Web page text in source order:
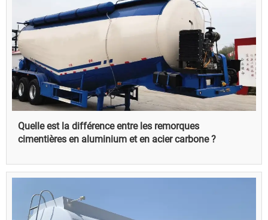
Quelle est la différence entre les remorques
cimentières en aluminium et en acier carbone ?